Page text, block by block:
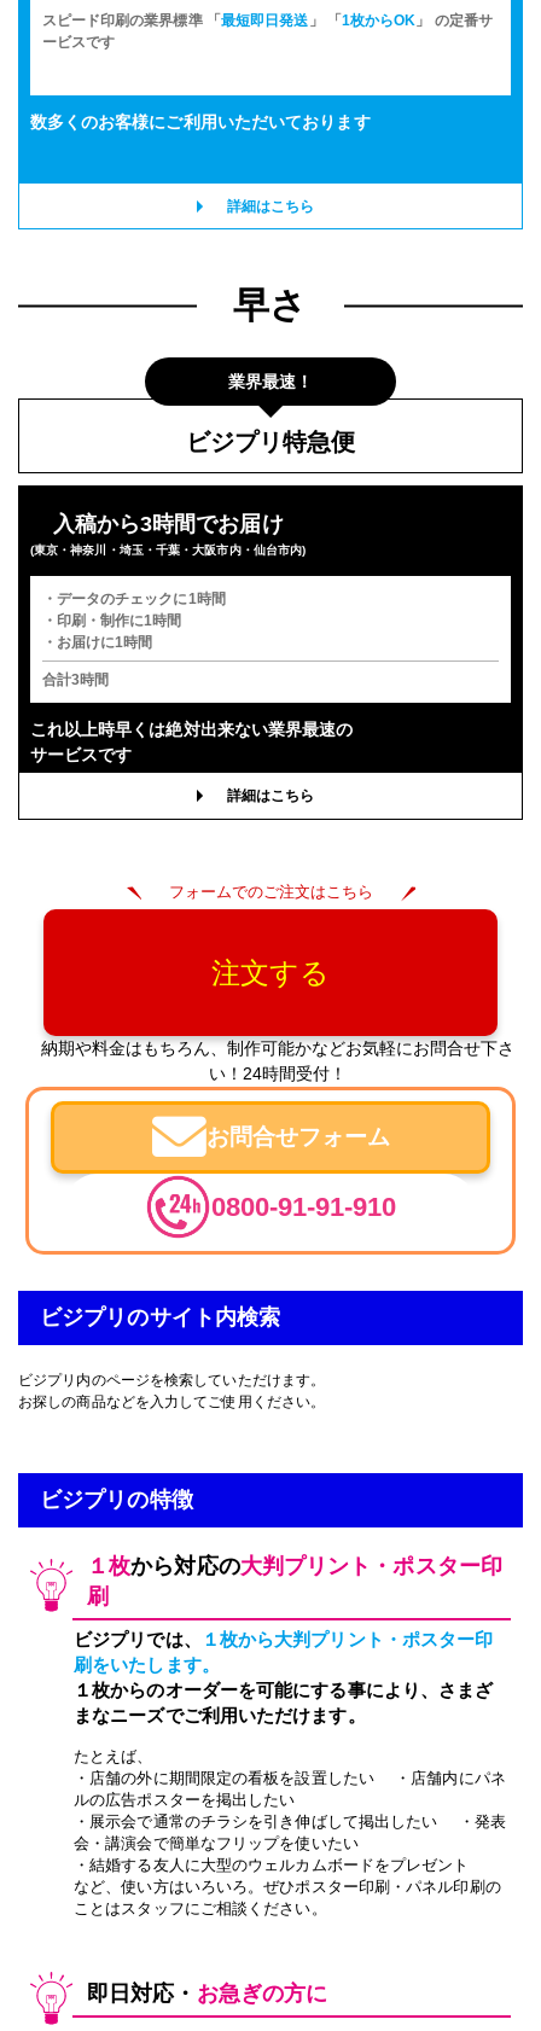
スピード印刷の業界標準 「最短即日発送 」 「1枚からOK 」 の定番サ
ービスです
数多くのお客様にご利用いただいております
詳細はこちら
早さ
業界最速！
ビジプリ特急便
入稿から3時間でお届け
(東京・神奈川・埼玉・千葉・大阪市内・仙台市内)
・データのチェックに1時間
・印刷・制作に1時間
・お届けに1時間
合計3時間
これ以上時早くは絶対出来ない業界最速の
サービスです
詳細はこちら
フォームでのご注文はこちら
注文する
納期や料金はもちろん、制作可能かなどお気軽にお問合せ下さ
い！24時間受付！
お問合せフォーム
0800-91-91-910
ビジプリのサイト内検索
ビジプリ内のページを検索していただけます。
お探しの商品などを入力してご使用ください。
ビジプリの特徴
１枚から対応の大判プリント・ポスター印
刷
ビジプリでは、
１枚から大判プリント・ポスター印
刷をいたします。
１枚からのオーダーを可能にする事により、さまざ
まなニーズでご利用いただけます。
たとえば、
・店舗の外に期間限定の看板を設置したい ・店舗内にパネ
ルの広告ポスターを掲出したい
・展示会で通常のチラシを引き伸ばして掲出したい ・発表
会・講演会で簡単なフリップを使いたい
・結婚する友人に大型のウェルカムボードをプレゼント
など、使い方はいろいろ。ぜひポスター印刷 ・パネル印刷の
ことはスタッフにご相談ください。
即日対応・ お急ぎの方に